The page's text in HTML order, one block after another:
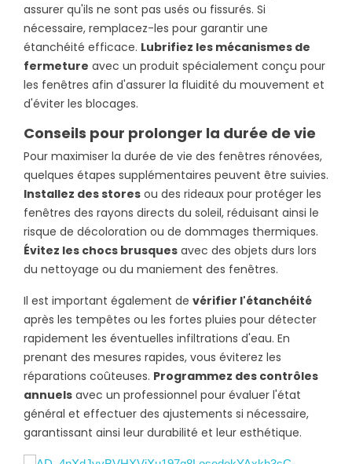
assurer qu'ils ne sont pas usés ou fissurés. Si
nécessaire, remplacez-les pour garantir une
étanchéité efficace. Lubrifiez les mécanismes de
fermeture avec un produit spécialement conçu pour
les fenêtres afin d'assurer la fluidité du mouvement et
d'éviter les blocages.
Conseils pour prolonger la durée de vie
Pour maximiser la durée de vie des fenêtres rénovées,
quelques étapes supplémentaires peuvent être suivies.
Installez des stores ou des rideaux pour protéger les
fenêtres des rayons directs du soleil, réduisant ainsi le
risque de décoloration ou de dommages thermiques.
Évitez les chocs brusques avec des objets durs lors
du nettoyage ou du maniement des fenêtres.
Il est important également de vérifier l'étanchéité
après les tempêtes ou les fortes pluies pour détecter
rapidement les éventuelles infiltrations d'eau. En
prenant des mesures rapides, vous éviterez les
réparations coûteuses. Programmez des contrôles
annuels avec un professionnel pour évaluer l'état
général et effectuer des ajustements si nécessaire,
garantissant ainsi leur durabilité et leur esthétique.